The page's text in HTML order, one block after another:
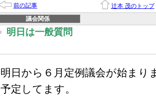
前の記事
辻本 茂のトップ
議会関係
明日は一般質問
明日から６月定例議会が始まり
予定してます。